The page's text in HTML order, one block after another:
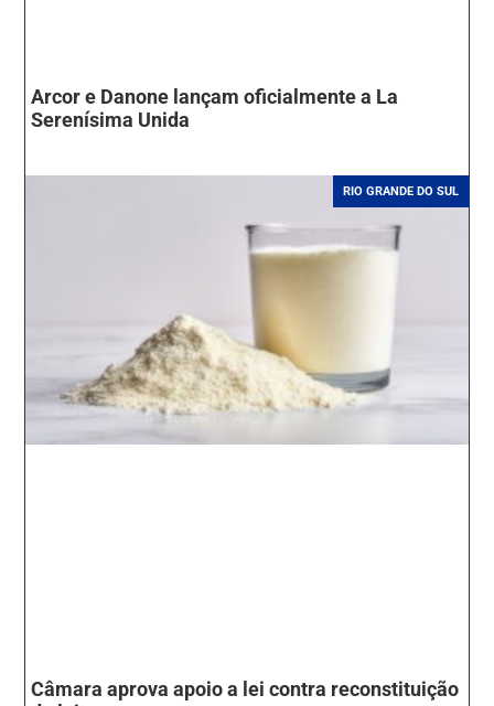
Arcor e Danone lançam oficialmente a La
Serenísima Unida
RIO GRANDE DO SUL
Câmara aprova apoio a lei contra reconstituição